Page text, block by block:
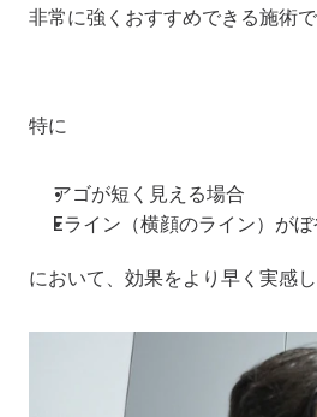
非常に強くおすすめできる施術で
特に
アゴが短く見える場合
Eライン（横顔のライン）が
において、効果をより早く実感